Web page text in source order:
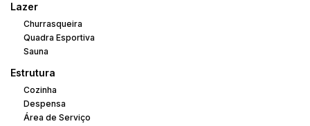
Lazer
Churrasqueira
Quadra Esportiva
Sauna
Estrutura
Cozinha
Despensa
Área de Serviço